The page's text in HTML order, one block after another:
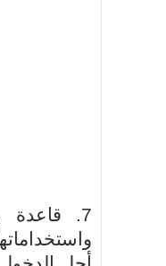
7. قاعدة بيانات لكافة الاختراعات العلمية حول العالم